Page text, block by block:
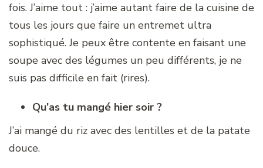
fois. J’aime tout : j’aime autant faire de la cuisine de
tous les jours que faire un entremet ultra
sophistiqué. Je peux être contente en faisant une
soupe avec des légumes un peu différents, je ne
suis pas difficile en fait (rires).
Qu’as tu mangé hier soir ?
J’ai mangé du riz avec des lentilles et de la patate
douce.